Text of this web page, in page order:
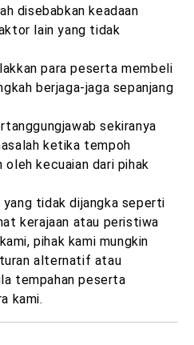
disebabkan keadaan
lain yang tidak
para peserta membeli
berjaga-jaga sepanjang
sekiranya
ketika tempoh
oleh kecuaian dari pihak
yang tidak dijangka seperti
kerajaan atau peristiwa
pihak kami mungkin
alternatif atau
tempahan peserta
kami.